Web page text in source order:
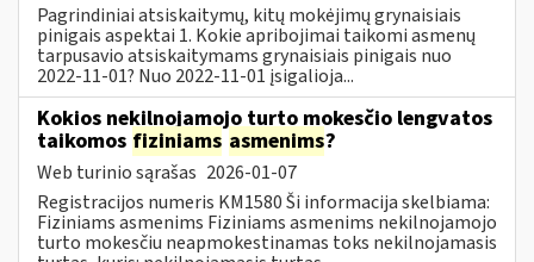
Pagrindiniai atsiskaitymų, kitų mokėjimų grynaisiais
pinigais aspektai 1. Kokie apribojimai taikomi asmenų
tarpusavio atsiskaitymams grynaisiais pinigais nuo
2022-11-01? Nuo 2022-11-01 įsigalioja...
Kokios nekilnojamojo turto mokesčio lengvatos
taikomos fiziniams asmenims?
Web turinio sąrašas 2026-01-07
Registracijos numeris KM1580 Ši informacija skelbiama:
Fiziniams asmenims Fiziniams asmenims nekilnojamojo
turto mokesčiu neapmokestinamas toks nekilnojamasis